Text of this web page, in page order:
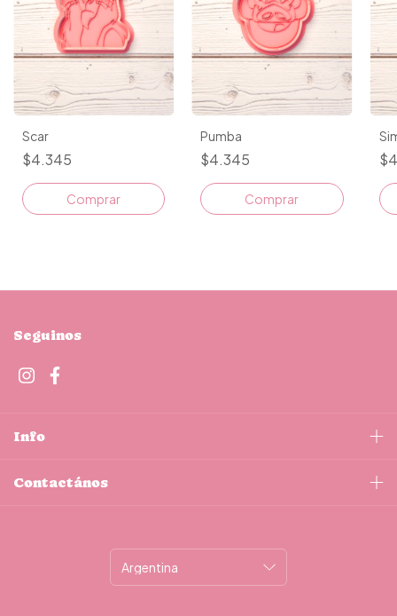
Scar
$4.345
Comprar
Pumba
$4.345
Comprar
Seguinos
Info
Contactános